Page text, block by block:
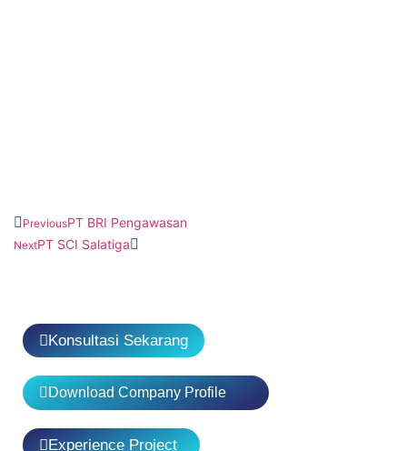
PreviousPT BRI Pengawasan
NextPT SCI Salatiga
Konsultasi Sekarang
Download Company Profile
Experience Project